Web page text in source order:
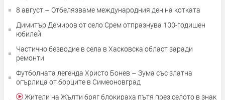
8 август – Отбелязваме международния ден на котката
Димитър Демиров от село Срем отпразнува 100-годишен
юбилей
Частично безводие в села в Хасковска област заради
ремонти
Футболната легенда Христо Бонев – Зума със златна
огърлица от борците в Симеоновград